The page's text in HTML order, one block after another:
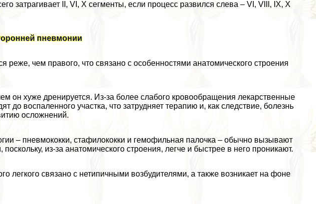
затрагивает II, VI, X сегменты, если процесс развился слева – VI, VIII, IX, X
пневмонии
реже, чем правого, что связано с особенностями анатомического строения
он хуже дренируется. Из-за более слабого кровообращения лекарственные
до воспаленного участка, что затрудняет терапию и, как следствие, болезнь
осложнений.
– пневмококки, стафилококки и гемофильная палочка – обычно вызывают
из-за анатомического строения, легче и быстрее в него проникают.
легкого связано с нетипичными возбудителями, а также возникает на фоне